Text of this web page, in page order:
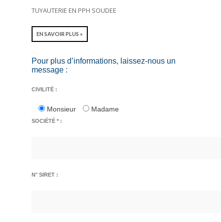
TUYAUTERIE EN PPH SOUDEE
EN SAVOIR PLUS »
Pour plus d’informations, laissez-nous un
message :
CIVILITÉ :
Monsieur Madame
SOCIÉTÉ * :
N° SIRET :